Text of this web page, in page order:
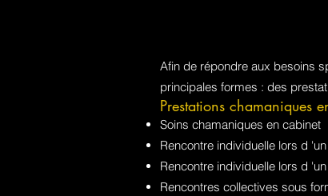
Afin de répondre aux besoins
principales formes : des
Prestations chamaniques
Soins chamaniques en cabinet
Rencontre individuelle lors d
Rencontre individuelle lors d
Rencontres collectives sous